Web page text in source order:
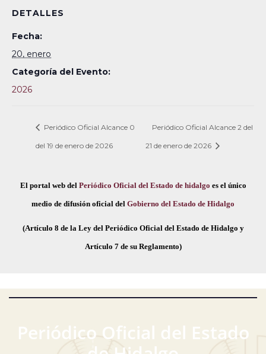
DETALLES
Fecha:
20, enero
Categoría del Evento:
2026
Periódico Oficial Alcance 0
del 19 de enero de 2026
Periódico Oficial Alcance 2 del
21 de enero de 2026
El portal web del Periódico Oficial del Estado de hidalgo es el único
medio de difusión oficial del Gobierno del Estado de Hidalgo
(Artículo 8 de la Ley del Periódico Oficial del Estado de Hidalgo y
Artículo 7 de su Reglamento)
Periódico Oficial del Estado